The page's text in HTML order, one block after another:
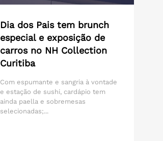
Dia dos Pais tem brunch
especial e exposição de
carros no NH Collection
Curitiba
Com espumante e sangria à vontade
e estação de sushi, cardápio tem
ainda paella e sobremesas
selecionadas;...